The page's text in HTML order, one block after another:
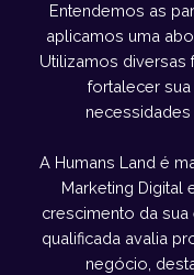
Entendemos as
aplicamos uma
Utilizamos diversas
fortalecer
A Humans Land é
Marketing Digital
crescimento da
qualificada avalia
negócio,